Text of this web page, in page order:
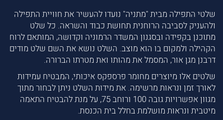
שלטי התפילה מבית "מתניה" נועדו להעשיר את חוויית התפילה
ולהעניק לסביבה הרוחנית תחושת כבוד והשראה. כל שלט
מתוכנן בקפידה ובסגנון המשדר הרמוניה וקדושה, המותאם לרוח
הקהילה ולמקום בו הוא מוצב. השלט נושא את השם שלט מודים
דרבנן מגן אור, המסמל את מהותו ואת מטרתו הברורה.
שלטים אלו מיוצרים מחומר פרספקס איכותי, המבטיח עמידות
לאורך זמן ונראות מרשימה. את מידות השלט ניתן לבחור מתוך
מגוון אפשרויות גובה 100 ורוחב 75, על מנת להבטיח התאמה
מיטבית ונראות מושלמת בחלל בית הכנסת.